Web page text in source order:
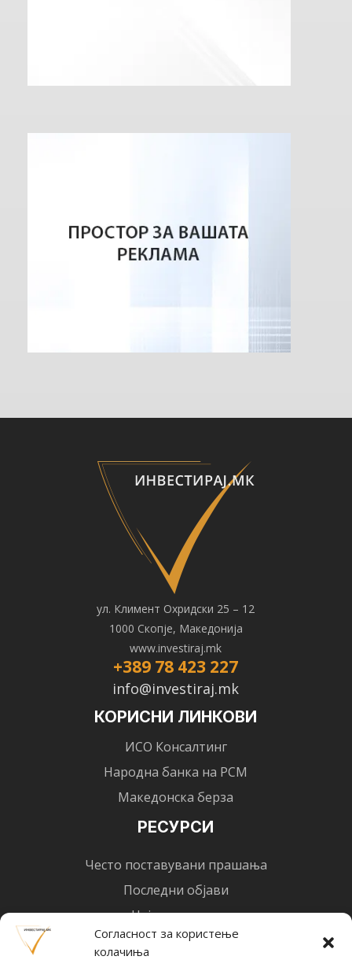
Согласност за користење
колачиња
ул. Климент Охридски 25 – 12
1000 Скопје, Македонија
www.investiraj.mk
+389 78 423 227
info@investiraj.mk
КОРИСНИ ЛИНКОВИ
ИСО Консалтинг
Народна банка на РСМ
Македонска берза
РЕСУРСИ
Често поставувани прашања
Последни објави
Најнови вести
(Ratko Mircheski). Дизајн: Ратко Мирчески